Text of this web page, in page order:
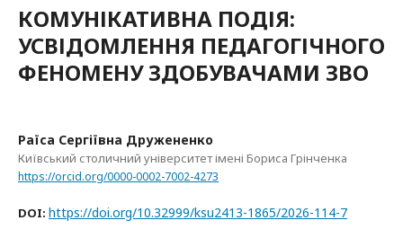
КОМУНІКАТИВНА ПОДІЯ:
УСВІДОМЛЕННЯ ПЕДАГОГІЧНОГО
ФЕНОМЕНУ ЗДОБУВАЧАМИ ЗВО
Раїса Сергіївна Дружененко
Київський столичний університет імені Бориса Грінченка
https://orcid.org/0000-0002-7002-4273
DOI: https://doi.org/10.32999/ksu2413-1865/2026-114-7